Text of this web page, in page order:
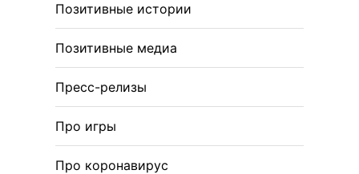
Позитивные истории
Позитивные медиа
Пресс-релизы
Про игры
Про коронавирус